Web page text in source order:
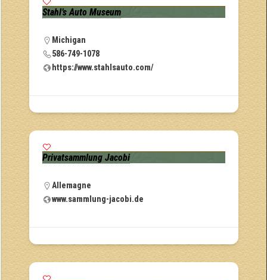
Stahl’s Auto Museum
Michigan
586-749-1078
https://www.stahlsauto.com/
Privatsammlung Jacobi
Allemagne
www.sammlung-jacobi.de